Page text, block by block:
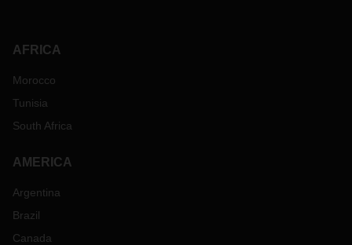
AFRICA
Morocco
Tunisia
South Africa
AMERICA
Argentina
Brazil
Canada